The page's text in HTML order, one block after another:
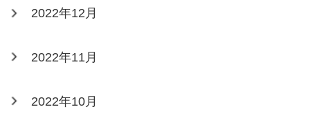
2022年12月
2022年11月
2022年10月